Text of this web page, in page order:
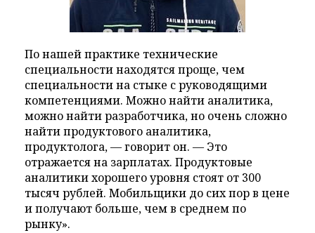
По нашей практике технические
специальности находятся проще, чем
специальности на стыке с руководящими
компетенциями. Можно найти аналитика,
можно найти разработчика, но очень сложно
найти продуктового аналитика,
продуктолога, — говорит он. — Это
отражается на зарплатах. Продуктовые
аналитики хорошего уровня стоят от 300
тысяч рублей. Мобильщики до сих пор в цене
и получают больше, чем в среднем по
рынку».